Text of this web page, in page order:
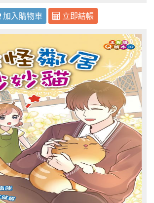
加入購物車
立即結帳